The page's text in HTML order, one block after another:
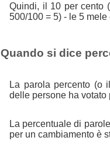
Quindi, il 10 per cento
500/100 = 5) - le 5
Quando si dice
La parola percento (o
delle persone ha votato
La percentuale di
per un cambiamento è